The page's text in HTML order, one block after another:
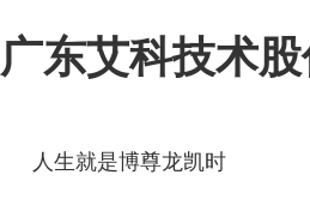
广东艾科技术
人生就是博尊龙凯时